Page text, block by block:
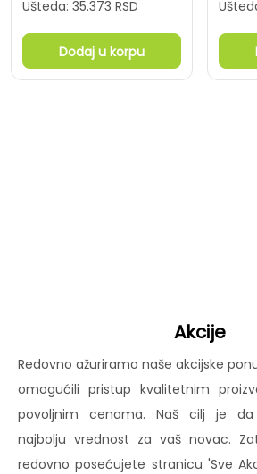
Ušteda: 35.373 RSD
Dodaj u korpu
Akcije
Redovno ažuriramo naše akcijske
omogućili pristup kvalitetnim
povoljnim cenama. Naš cilj je
najbolju vrednost za vaš novac.
redovno posećujete stranicu 'Sve